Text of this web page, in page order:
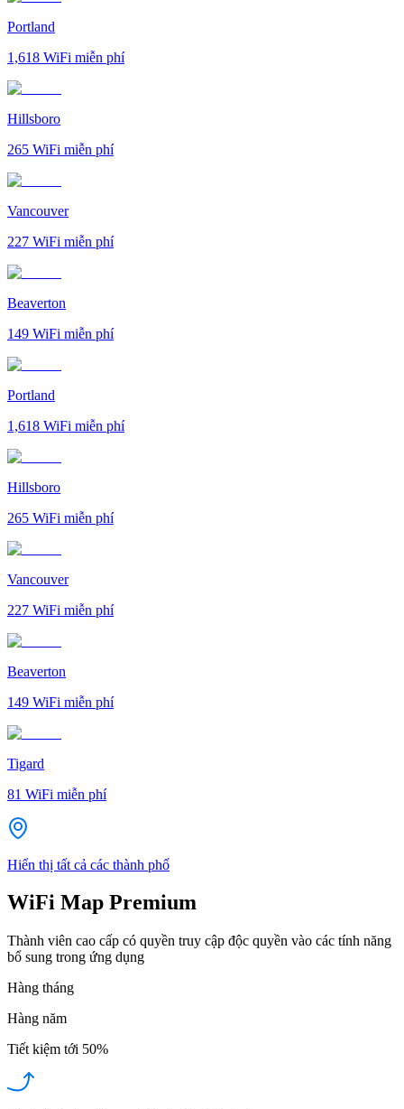
Portland
1,618 WiFi miễn phí
Hillsboro
265 WiFi miễn phí
Vancouver
227 WiFi miễn phí
Beaverton
149 WiFi miễn phí
Portland
1,618 WiFi miễn phí
Hillsboro
265 WiFi miễn phí
Vancouver
227 WiFi miễn phí
Beaverton
149 WiFi miễn phí
Tigard
81 WiFi miễn phí
Hiển thị tất cả các thành phố
WiFi Map Premium
Thành viên cao cấp có quyền truy cập độc quyền vào các tính năng
bổ sung trong ứng dụng
Hàng tháng
Hàng năm
Tiết kiệm tới 50%